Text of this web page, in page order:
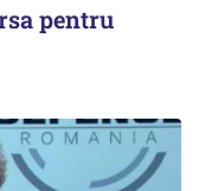
pentru